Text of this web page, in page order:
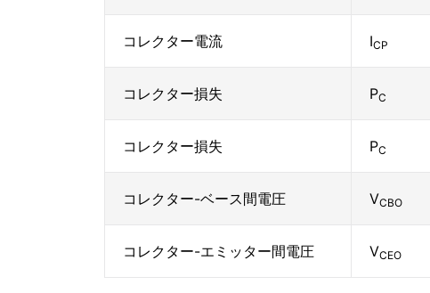
コレクター電流 ICP
コレクター損失 PC
コレクター損失 PC
コレクター-ベース間電圧 VCBO
コレクター-エミッター間電圧 VCEO